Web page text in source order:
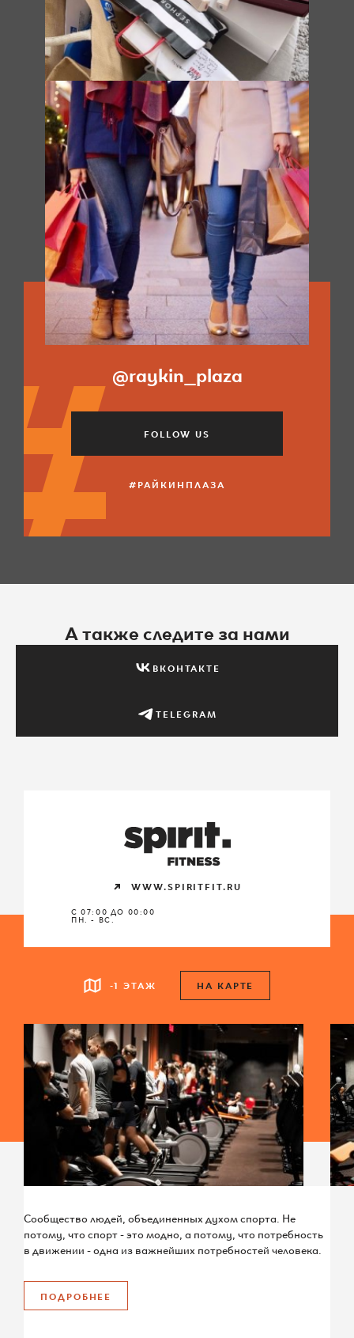
@raykin_plaza
FOLLOW US
#РАЙКИНПЛАЗА
А также следите за нами
ВКОНТАКТЕ
TELEGRAM
WWW.SPIRITFIT.RU
С 07:00 ДО 00:00
ПН. - ВС.
-1 ЭТАЖ НА КАРТЕ
Сообщество людей, объединенных духом спорта. Не
потому, что спорт - это модно, а потому, что потребность
в движении - одна из важнейших потребностей человека.
ПОДРОБНЕЕ